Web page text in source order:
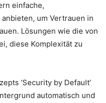
einfache,
um Vertrauen in
Lösungen wie die von
diese Komplexität zu
‘Security by Default’
automatisch und